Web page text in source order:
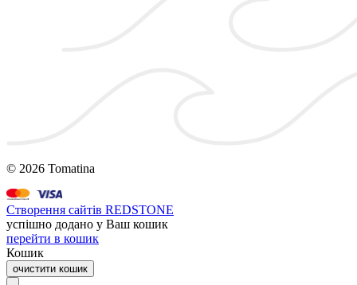
© 2026 Tomatina
Створення сайтів REDSTONE
успішно додано у Ваш кошик
перейти в кошик
Кошик
очистити кошик